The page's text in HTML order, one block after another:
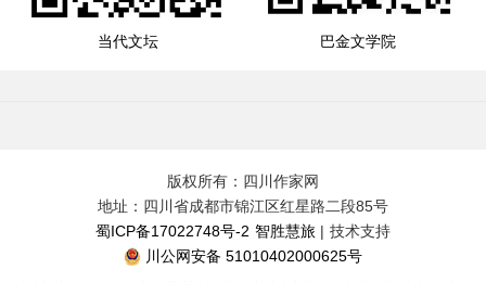
当代文坛 巴金文学院
版权所有：四川作家网
地址：四川省成都市锦江区红星路二段85号
蜀ICP备17022748号-2 智胜慧旅| 技术支持
川公网安备 51010402000625号